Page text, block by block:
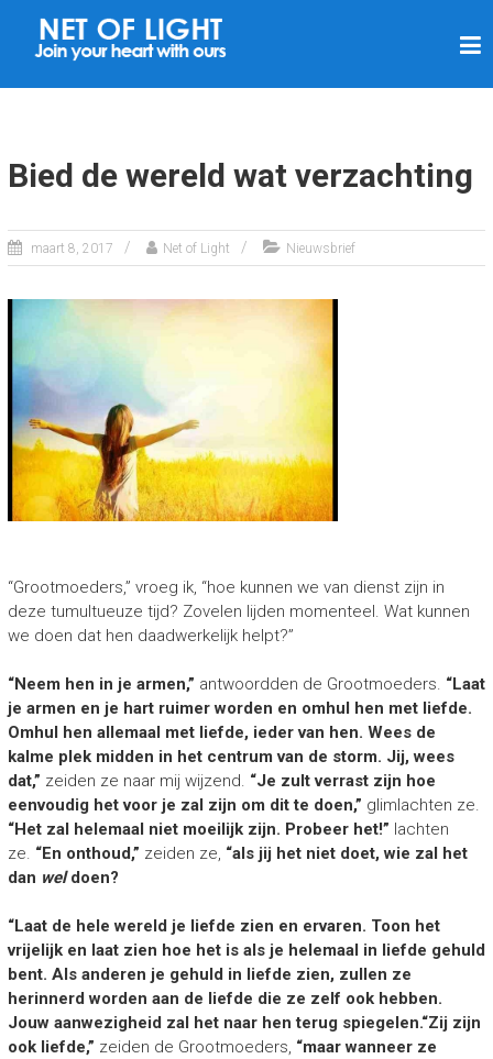
N
A
L
I
C
T
Bied de wereld wat verzachting
maart 8, 2017 Net of Light Nieuwsbrief
“Grootmoeders,” vroeg ik, “hoe kunnen we van dienst zijn in
deze tumultueuze tijd? Zovelen lijden momenteel. Wat kunnen
we doen dat hen daadwerkelijk helpt?”
“Neem hen in je armen,” antwoordden de Grootmoeders. “Laat
je armen en je hart ruimer worden en omhul hen met liefde.
Omhul hen allemaal met liefde, ieder van hen. Wees de
kalme plek midden in het centrum van de storm. Jij, wees
dat,” zeiden ze naar mij wijzend. “Je zult verrast zijn hoe
eenvoudig het voor je zal zijn om dit te doen,” glimlachten ze.
“Het zal helemaal niet moeilijk zijn. Probeer het!” lachten
ze. “En onthoud,” zeiden ze, “als jij het niet doet, wie zal het
dan weldoen?
“Laat de hele wereld je liefde zien en ervaren. Toon het
vrijelijk en laat zien hoe het is als je helemaal in liefde gehuld
bent. Als anderen je gehuld in liefde zien, zullen ze
herinnerd worden aan de liefde die ze zelf ook hebben.
Jouw aanwezigheid zal het naar hen terug spiegelen.“Zij zijn
ook liefde,” zeiden de Grootmoeders, “maar wanneer ze